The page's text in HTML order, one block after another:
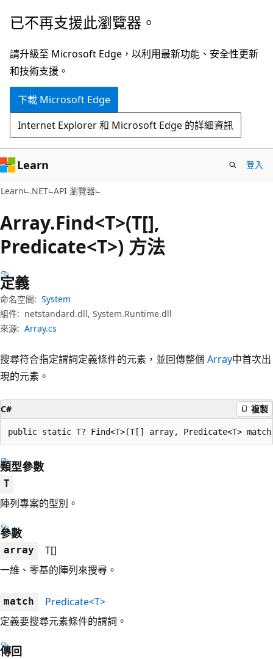
跳
主
要
內
跳
頁
面
內
覽
已不再支援此瀏覽器。
請升級至 Microsoft Edge，以利用最新功能、安全性更新
和技術支援。
下載 Microsoft Edge
Internet Explorer 和 Microsoft Edge 的詳細資訊
Learn 登入
Learn .NET API 瀏覽器
Array.Find<T>(T[],
Predicate<T>) 方法
定義
命名空間: System
組件: netstandard.dll, System.Runtime.dll
來源: Array.cs
搜尋符合指定謂詞定義條件的元素，並回傳整個 Array中首次出
現的元素。
C# 複製
public static T? Find<T>(T[] array, Predicate<T>
類型參數
T
陣列專案的型別。
參數
array
T[]
一維、零基的陣列來搜尋。
match
Predicate<T>
定義要搜尋元素條件的謂詞。
傳回